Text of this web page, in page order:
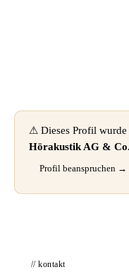
⚠ Dieses Profil
Hörakustik AG &
Profil beanspruchen →
// kontakt